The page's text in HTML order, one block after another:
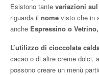
Esistono tante variazioni
riguarda il nome visto che in
anche Espressino o Vetrino,
L’utilizzo di cioccolata
cacao o di altre creme dolci,
possono creare un menù